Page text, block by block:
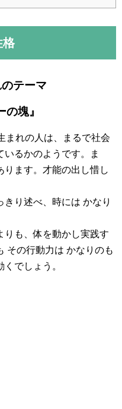
格
テーマ
の塊』
まれの人は、まるで社会
るかのようです。ま
ります。才能の出し惜し
り述べ、時には かなり
りも、体を動かし実践す
その行動力は かなりのも
でしょう。